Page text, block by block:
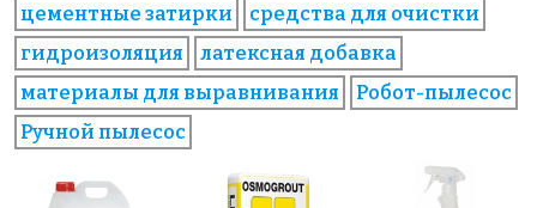
цементные затирки
средства для очистки
гидроизоляция
латексная добавка
материалы для выравнивания
Робот-пылесос
Ручной пылесос